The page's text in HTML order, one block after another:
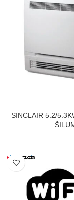
SINCLAIR 5.2/